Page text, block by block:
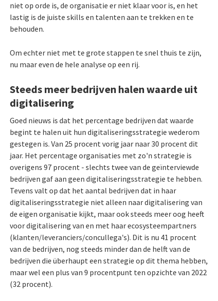
niet op orde is, de organisatie er niet klaar voor is, en het
lastig is de juiste skills en talenten aan te trekken en te
behouden.
Om echter niet met te grote stappen te snel thuis te zijn,
nu maar even de hele analyse op een rij.
Steeds meer bedrijven halen waarde uit
digitalisering
Goed nieuws is dat het percentage bedrijven dat waarde
begint te halen uit hun digitaliseringsstrategie wederom
gestegen is. Van 25 procent vorig jaar naar 30 procent dit
jaar. Het percentage organisaties met zo'n strategie is
overigens 97 procent - slechts twee van de geïnterviewde
bedrijven gaf aan geen digitaliseringsstrategie te hebben.
Tevens valt op dat het aantal bedrijven dat in haar
digitaliseringsstrategie niet alleen naar digitalisering van
de eigen organisatie kijkt, maar ook steeds meer oog heeft
voor digitalisering van en met haar ecosysteempartners
(klanten/leveranciers/concullega's). Dit is nu 41 procent
van de bedrijven, nog steeds minder dan de helft van de
bedrijven die überhaupt een strategie op dit thema hebben,
maar wel een plus van 9 procentpunt ten opzichte van 2022
(32 procent).